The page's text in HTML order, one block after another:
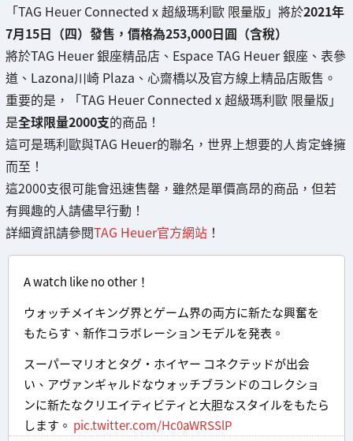
「TAG Heuer Connected x 超級瑪利歐 限量版」將於2021年
7月15日（四）發售，價格為253,000日圓（含稅）
將於TAG Heuer 銀座精品店、Espace TAG Heuer 銀座、表參
道、Lazona川崎 Plaza、心齋橋以及官方線上精品店販售。
重要的是，「TAG Heuer Connected x 超級瑪利歐 限量版」
是全球限量2000支的商品！
這可是瑪利歐與TAG Heuer的聯名，世界上想要的人肯定蜂擁
而至！
這2000支很可能會迅速售罄，雖然是單價高昂的商品，但若
有興趣的人請儘早行動！
詳細資訊請參閱TAG Heuer官方網站 ！
A watch like no other！
ウォッチメイキング界とゲーム界の両方に新たな興奮を
もたらす、新作コラボレーションモデルを発表。
スーパーマリオとタグ・ホイヤー コネクテッドが出会
い、アヴァンギャルドなウォッチブランドのコレクショ
ンに新たなクリエイティビティと大胆なスタイルをもたら
します。 pic.twitter.com/Hc0aWRSSlP